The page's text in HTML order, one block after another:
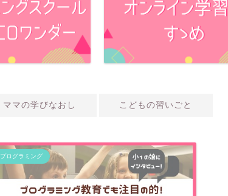
ママの学びなおし こどもの習いごと
プログラミング